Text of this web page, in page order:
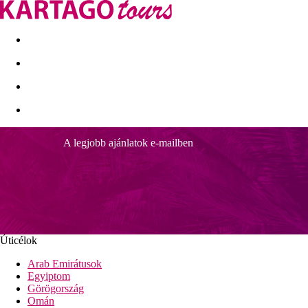
Kapcsolat Nyár 2026 Last Minute
Baia Azul
A Hotel Baía Azul ideális helyen, a strand és a tengerparti
létesítményekkel, köztük squash központtal, futött szabadtéri
Strand: 400 méter
Funchal városközpontja: 2,5 kilométer
A legjobb ajánlatok e-mailben
Úticélok
Arab Emirátusok
Egyiptom
Görögország
Omán